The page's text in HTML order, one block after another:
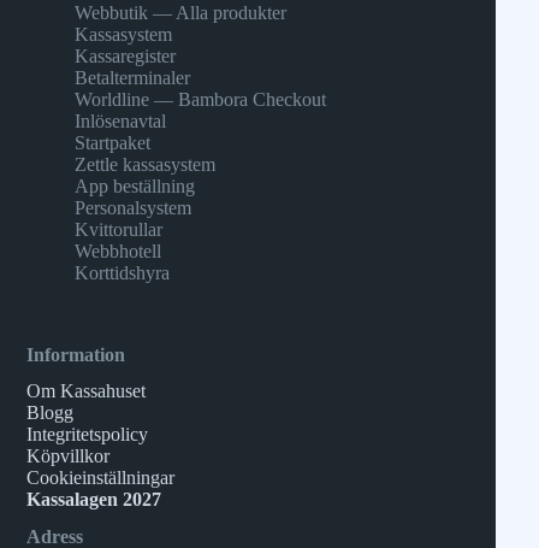
Webbutik — Alla produkter
Kassasystem
Kassaregister
Betalterminaler
Worldline — Bambora Checkout
Inlösenavtal
Startpaket
Zettle kassasystem
App beställning
Personalsystem
Kvittorullar
Webbhotell
Korttidshyra
Information
Om Kassahuset
Blogg
Integritetspolicy
Köpvillkor
Cookieinställningar
Kassalagen 2027
Adress